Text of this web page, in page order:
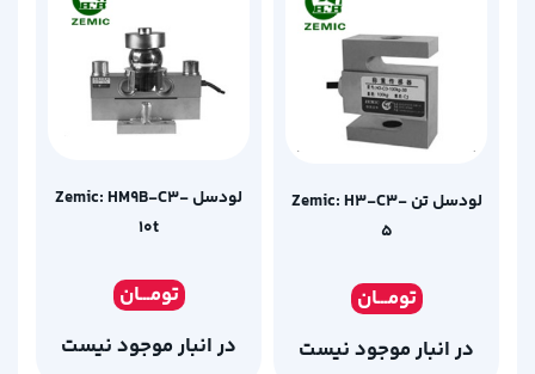
لودسل تن Zemic: H3-C3-
5
تومـــان
در انبار موجود نیست
لودسل Zemic: HM9B-C3-
10t
تومـــان
در انبار موجود نیست